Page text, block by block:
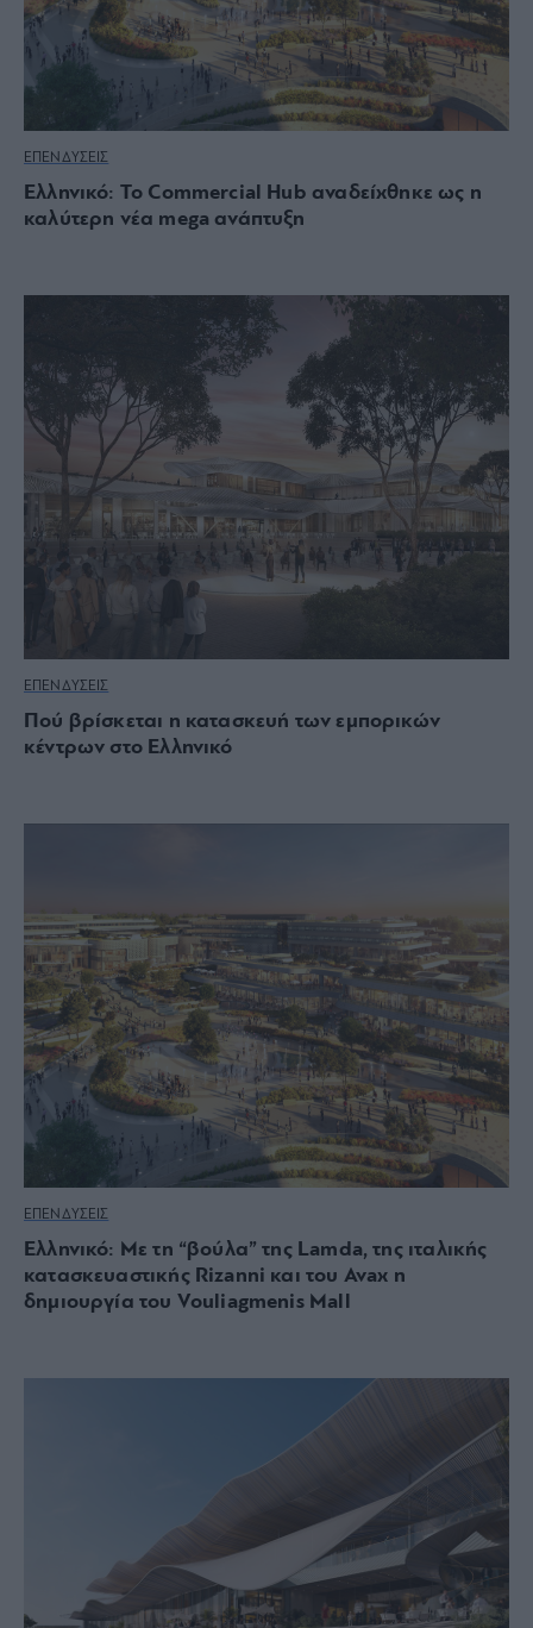
ΕΠΕΝΔΥΣΕΙΣ
Ελληνικό: Το Commercial Hub αναδείχθηκε ως η
καλύτερη νέα mega ανάπτυξη
ΕΠΕΝΔΥΣΕΙΣ
Πού βρίσκεται η κατασκευή των εμπορικών
κέντρων στο Ελληνικό
ΕΠΕΝΔΥΣΕΙΣ
Ελληνικό: Με τη “βούλα” της Lamda, της ιταλικής
κατασκευαστικής Rizanni και του Avax η
δημιουργία του Vouliagmenis Mall